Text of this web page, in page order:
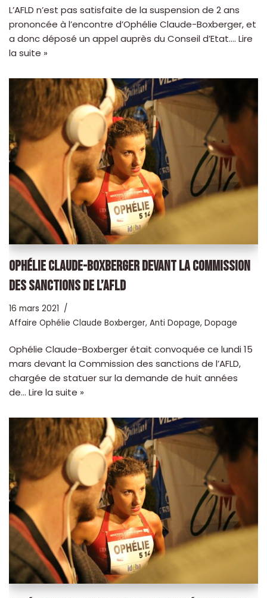
L’AFLD n’est pas satisfaite de la suspension de 2 ans
prononcée à l’encontre d’Ophélie Claude-Boxberger, et
a donc déposé un appel auprès du Conseil d’Etat.… Lire
la suite »
OPHÉLIE CLAUDE-BOXBERGER DEVANT LA COMMISSION
DES SANCTIONS DE L’AFLD
16 mars 2021
Affaire Ophélie Claude Boxberger, Anti Dopage, Dopage
Ophélie Claude-Boxberger était convoquée ce lundi 15
mars devant la Commission des sanctions de l’AFLD,
chargée de statuer sur la demande de huit années
de… Lire la suite »